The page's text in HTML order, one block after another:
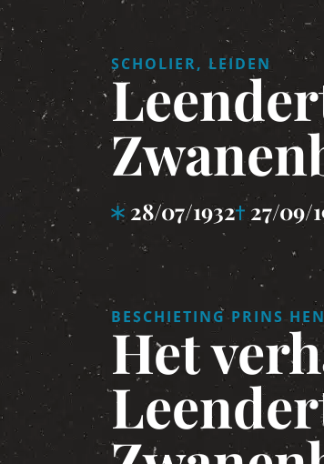
SCHOLIER, LEIDEN
28/07/1932 27/09/
BESCHIETING PRINS
Het